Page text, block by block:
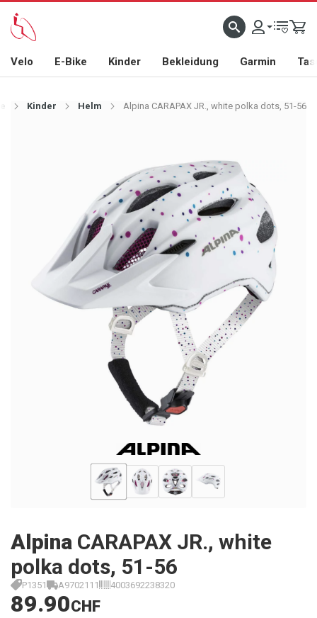
Velo E-Bike Kinder Bekleidung Garmin
Kinder Helm Alpina CARAPAX JR., white polka dots, 51-56
Alpina CARAPAX JR., white
polka dots, 51-56
P1351 A9702111 4003692238320
89.90CHF